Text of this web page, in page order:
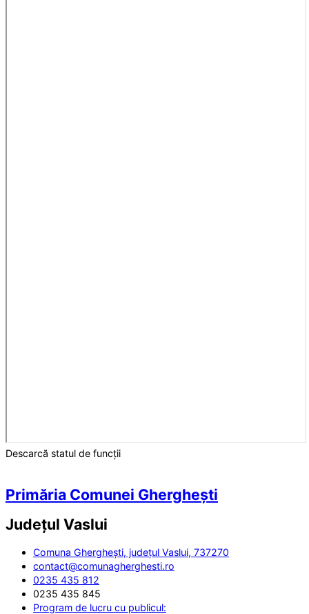
Descarcă statul de funcții
Primăria Comunei Gherghești
Județul Vaslui
Comuna Gherghești, județul Vaslui, 737270
contact@comunagherghesti.ro
0235 435 812
0235 435 845
Program de lucru cu publicul: